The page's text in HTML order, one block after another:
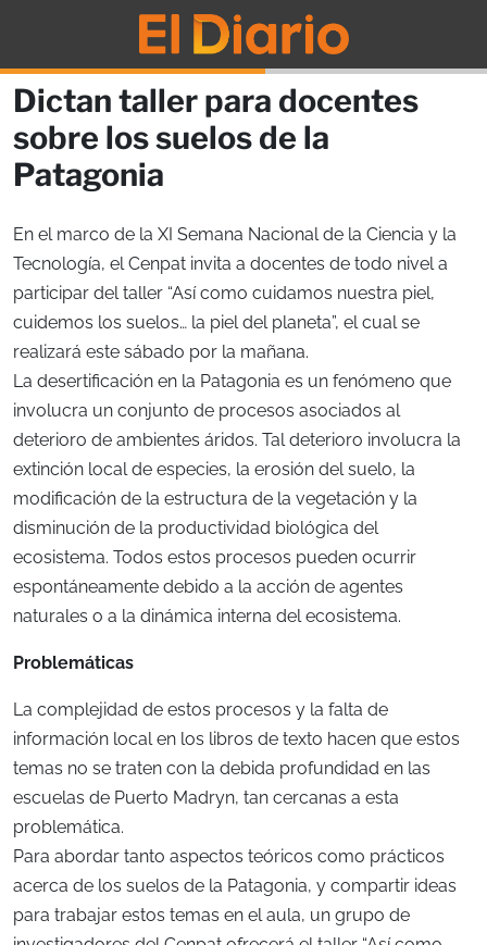
Dictan taller para docentes
sobre los suelos de la
Patagonia
En el marco de la XI Semana Nacional de la Ciencia y la
Tecnología, el Cenpat invita a docentes de todo nivel a
participar del taller “Así como cuidamos nuestra piel,
cuidemos los suelos… la piel del planeta”, el cual se
realizará este sábado por la mañana.
La desertificación en la Patagonia es un fenómeno que
involucra un conjunto de procesos asociados al
deterioro de ambientes áridos. Tal deterioro involucra la
extinción local de especies, la erosión del suelo, la
modificación de la estructura de la vegetación y la
disminución de la productividad biológica del
ecosistema. Todos estos procesos pueden ocurrir
espontáneamente debido a la acción de agentes
naturales o a la dinámica interna del ecosistema.
Problemáticas
La complejidad de estos procesos y la falta de
información local en los libros de texto hacen que estos
temas no se traten con la debida profundidad en las
escuelas de Puerto Madryn, tan cercanas a esta
problemática.
Para abordar tanto aspectos teóricos como prácticos
acerca de los suelos de la Patagonia, y compartir ideas
para trabajar estos temas en el aula, un grupo de